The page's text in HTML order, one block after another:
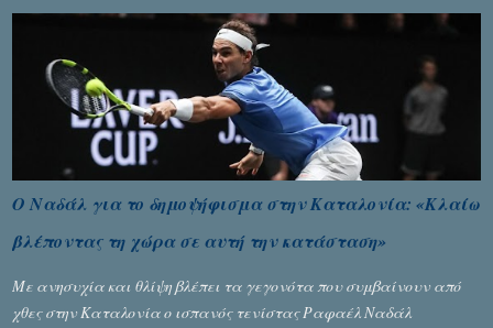
Ο Ναδάλ για το δημοψήφισμα στην Καταλονία: «Κλαίω
βλέποντας τη χώρα σε αυτή την κατάσταση»
Με ανησυχία και θλίψη βλέπει τα γεγονότα που συμβαίνουν από
χθες στην Καταλονία ο ισπανός τενίστας Ραφαέλ Ναδάλ